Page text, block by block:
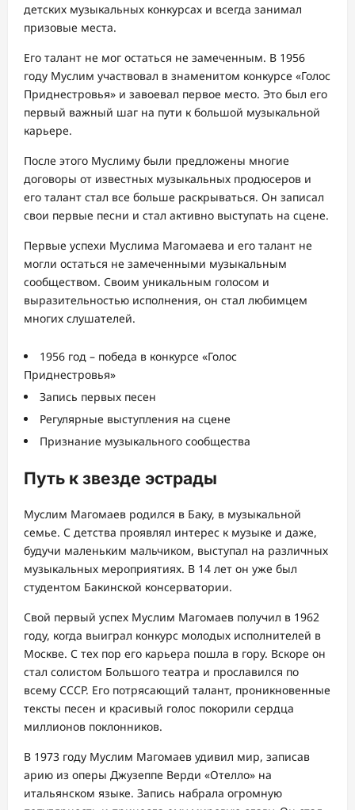
детских музыкальных конкурсах и всегда занимал
призовые места.
Его талант не мог остаться не замеченным. В 1956
году Муслим участвовал в знаменитом конкурсе «Голос
Приднестровья» и завоевал первое место. Это был его
первый важный шаг на пути к большой музыкальной
карьере.
После этого Муслиму были предложены многие
договоры от известных музыкальных продюсеров и
его талант стал все больше раскрываться. Он записал
свои первые песни и стал активно выступать на сцене.
Первые успехи Муслима Магомаева и его талант не
могли остаться не замеченными музыкальным
сообществом. Своим уникальным голосом и
выразительностью исполнения, он стал любимцем
многих слушателей.
1956 год – победа в конкурсе «Голос
Приднестровья»
Запись первых песен
Регулярные выступления на сцене
Признание музыкального сообщества
Путь к звезде эстрады
Муслим Магомаев родился в Баку, в музыкальной
семье. С детства проявлял интерес к музыке и даже,
будучи маленьким мальчиком, выступал на различных
музыкальных мероприятиях. В 14 лет он уже был
студентом Бакинской консерватории.
Свой первый успех Муслим Магомаев получил в 1962
году, когда выиграл конкурс молодых исполнителей в
Москве. С тех пор его карьера пошла в гору. Вскоре он
стал солистом Большого театра и прославился по
всему СССР. Его потрясающий талант, проникновенные
тексты песен и красивый голос покорили сердца
миллионов поклонников.
В 1973 году Муслим Магомаев удивил мир, записав
арию из оперы Джузеппе Верди «Отелло» на
итальянском языке. Запись набрала огромную